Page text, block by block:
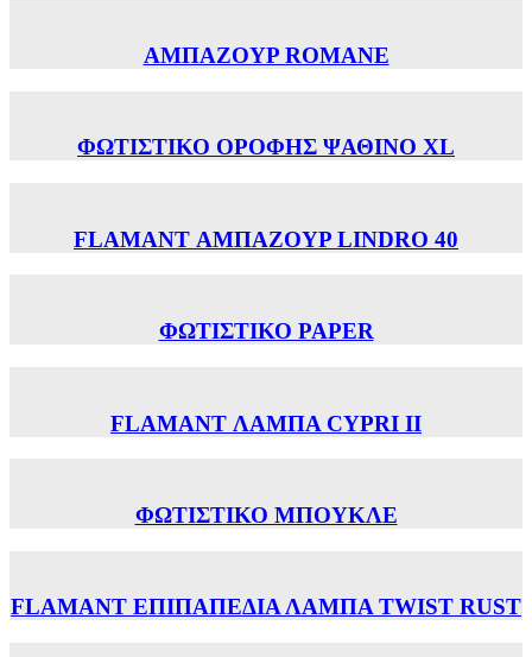
ΑΜΠΑΖΟΥΡ ROMANE
ΦΩΤΙΣΤΙΚΟ ΟΡΟΦΗΣ ΨΑΘΙΝΟ XL
FLAMANT ΑΜΠΑΖΟΥΡ LINDRO 40
ΦΩΤΙΣΤΙΚΟ PAPER
FLAMANT ΛΑΜΠΑ CYPRI II
ΦΩΤΙΣΤΙΚΟ ΜΠΟΥΚΛΕ
FLAMANT ΕΠΙΠΑΠΕΔΙΑ ΛΑΜΠΑ TWIST RUST